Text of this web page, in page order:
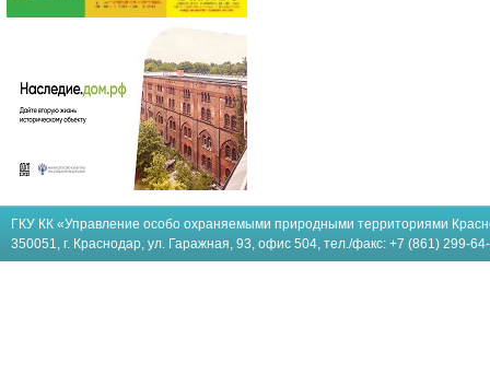
ГКУ КК «Управление особо охраняемыми природными территориями
350051, г. Краснодар, ул. Гаражная, 93, офис 504, тел./факс: +7 (861) 299-